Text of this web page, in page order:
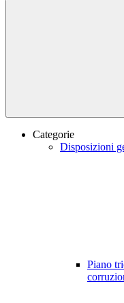
Categorie
Disposizioni
Piano